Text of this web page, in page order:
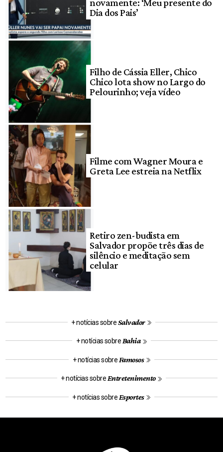
novamente: ‘Meu presente do
Dia dos Pais’
Filho de Cássia Eller, Chico
Chico lota show no Largo do
Pelourinho; veja vídeo
Filme com Wagner Moura e
Greta Lee estreia na Netflix
Retiro zen-budista em
Salvador propõe três dias de
silêncio e meditação sem
celular
+ notícias sobreSalvador
+ notícias sobre Bahia
+ notícias sobre Famosos
+ notícias sobre Entretenimento
+ notícias sobre Esportes